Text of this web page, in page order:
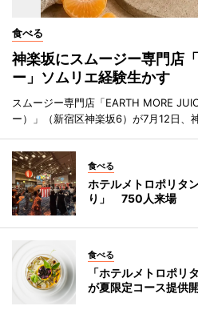
食べる
神楽坂にスムージー専門店
ー」ソムリエ経験生かす
スムージー専門店「EARTH MORE
ー）」（新宿区神楽坂6）が7月12日、
食べる
ホテルメトロポリタ
り」 750人来場
食べる
「ホテルメトロポリ
が夏限定コース提供